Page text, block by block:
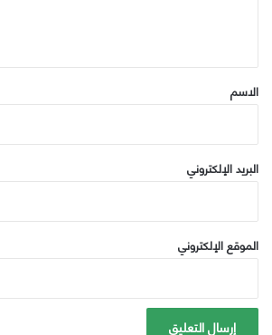
*
الاسم
البريد الإلكتروني
الموقع الإلكتروني